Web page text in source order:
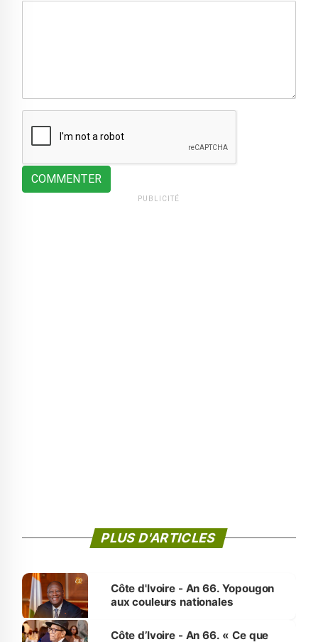
COMMENTER
PUBLICITÉ
PLUS D'ARTICLES
Côte d'Ivoire - An 66. Yopougon
aux couleurs nationales
Côte d’Ivoire - An 66. « Ce que